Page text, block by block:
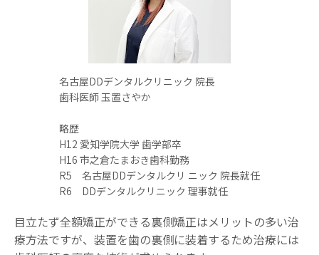
名古屋DDデンタルクリニック 院長
歯科医師 玉置さやか
略歴
H12 愛知学院大学 歯学部卒
H16 市之倉たまおき歯科勤務
R5 名古屋DDデンタルクリ ニック 院長就任
R6 DDデンタルクリニック 理事就任
目立たず全額矯正ができる裏側矯正はメリットの多い治
療方法ですが、装置を歯の裏側に装着するため治療には